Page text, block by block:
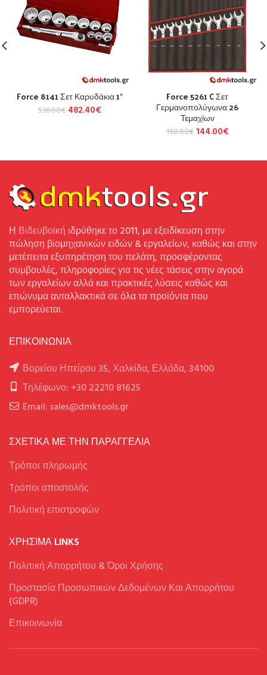
Force 8141 Σετ Καρυδάκια 1″
536.00€ 482.40€
Force 5261 C Σετ
Γερμανοπολύγωνα 26
Τεμαχίων
160.00€ 144.00€
Η Βιδευβοϊκή ιδρύθηκε το 2011, με εξειδίκευση στην
πώληση βιομηχανικών ειδών & εργαλείων, καθώς και στην
μετέπειτα εξυπηρέτηση του πελάτη, προσφέροντας
συμβουλές, πληροφορίες για τις νέες τάσεις στην αγορά
των εργαλείων αλλά και πρακτικές λύσεις καθώς και
επώνυμα ανταλλακτικά σε όλα τα προϊόντα που
εμπορεύεται.
ΕΠΙΚΟΙΝΩΝΙΑ
Βορείου Ηπείρου 35, Χαλκίδα, Ελλάδα, 34100
Τηλέφωνο: +30 22210 81625
Email: sales@dmktools.gr
ΣΧΕΤΙΚΑ ΜΕ ΤΗΝ ΠΑΡΑΓΓΕΛΙΑ
Τρόποι πληρωμής
Tρόποι αποστολής
Πολιτική επιστροφών
ΧΡΉΣΙΜΑ LINKS
Πολιτική Απορρήτου & Όροι Χρήσης
Προστασία Προσωπικών Δεδομένων Και Απορρήτου
(GDPR)
Επικοινωνία